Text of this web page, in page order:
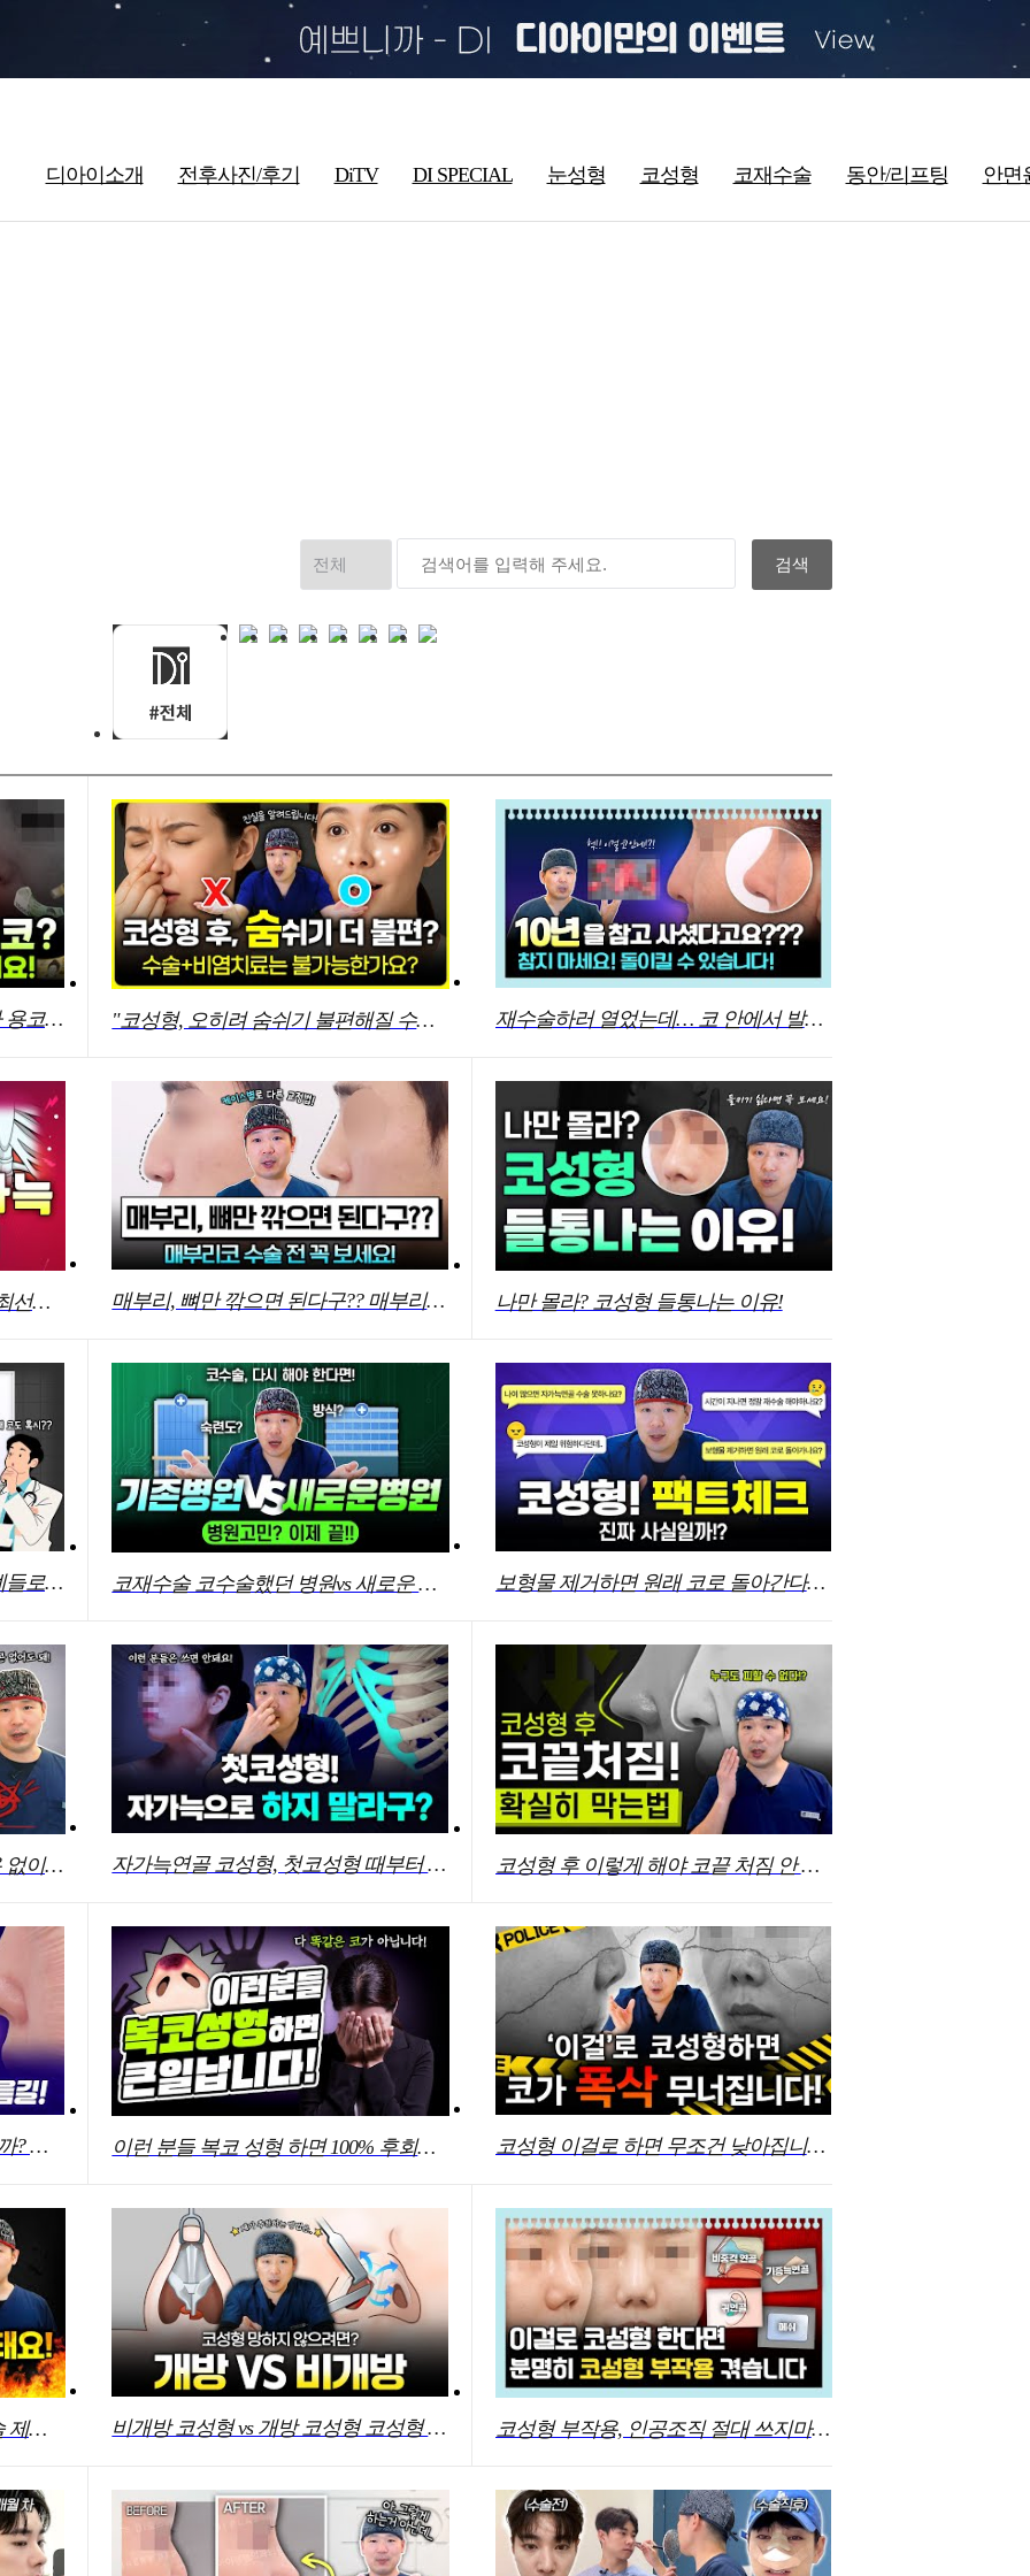
디아이소개 전후사진/후기 DiTV DI SPECIAL 눈성형 코성형 코재수술 동안/리프팅 안면
추가 수술비 낼 뻔?! 당신은 진짜 용코가 아니에요! "코성형, 오히려 숨쉬기 불편해질 수도 있다고?!" 재수술하러 열었는데… 코 안에서 발견된 충격의 정체...!
코성형재료로 자가늑VS기증늑,최선의선택은?? 매부리, 뼈만 깎으면 된다구?? 매부리코 수술 전 꼭 보세요! 나만 몰라? 코성형 들통나는 이유!
코구축 재수술이 필수? 리얼사례들로 정리해드립니다! 코재수술 코수술했던 병원vs 새로운 병원 보형물 제거하면 원래 코로 돌아간다고? 코성형 소문 팩트체크!
무보형물 코성형, 보형물 부작용 없이 코성형 가능합니다! 자가늑연골 코성형, 첫코성형 때부터 해도 되는지 딱 알려드립니다 코성형 후 이렇게 해야 코끝 처짐 안 옵니다
코재수술 최적의 시기는 언제일까? 성형외과 전문의가 알려드립니다 이런 분들 복코 성형 하면 100% 후회합니다.. 코성형 이걸로 하면 무조건 낮아집니다!
진짜 솔직하게 말할게요 '이 시술 제발 하지 마세요' 비개방 코성형 vs 개방 코성형 코성형 망하지 않는 절개법은? 코성형 부작용, 인공조직 절대 쓰지마세요! 염증으로 코변형 겪은 금쪽이 사연